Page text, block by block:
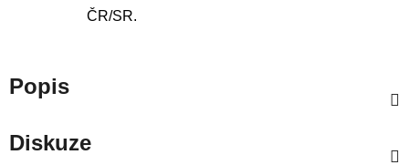
ČR/SR.
Popis
Diskuze